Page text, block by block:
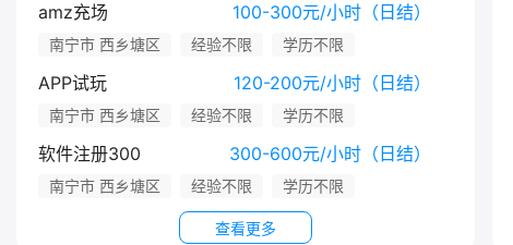
amz充场 100-300元/小时（日结）
南宁市 西乡塘区 经验不限 学历不限
APP试玩 120-200元/小时（日结）
南宁市 西乡塘区 经验不限 学历不限
软件注册300 300-600元/小时（日结）
南宁市 西乡塘区 经验不限 学历不限
查看更多